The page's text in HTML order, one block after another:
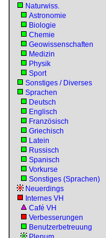
Naturwiss.
Astronomie
Biologie
Chemie
Geowissenschaften
Medizin
Physik
Sport
Sonstiges / Diverses
Sprachen
Deutsch
Englisch
Französisch
Griechisch
Latein
Russisch
Spanisch
Vorkurse
Sonstiges (Sprachen)
Neuerdings
Internes VH
Café VH
Verbesserungen
Benutzerbetreuung